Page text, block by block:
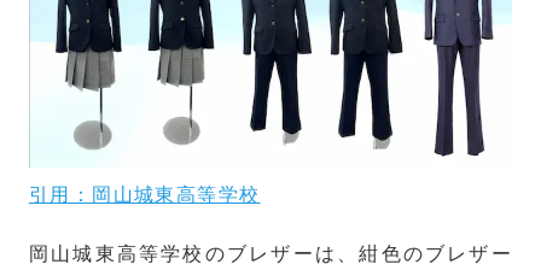
引用：岡山城東高等学校
岡山城東高等学校のブレザーは、紺色のブレザー